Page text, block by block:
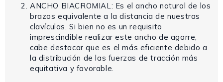
ANCHO BIACROMIAL: Es el ancho natural de los
brazos equivalente a la distancia de nuestras
clavículas. Si bien no es un requisito
imprescindible realizar este ancho de agarre,
cabe destacar que es el más eficiente debido a
la distribución de las fuerzas de tracción más
equitativa y favorable.